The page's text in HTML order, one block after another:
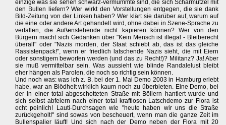
einzige was sie sehen schwarz-vermummte sind, die sich Scharmützel mit
den Bullen liefern? Wer wirkt den Vorstellungen entgegen, die sie dank
Bild-Zeitung von der Linken haben? Wer klärt sie darüber auf, warum auf
die eine oder andere Art gehandelt wird, ohne dabei in Szene-Sprache zu
verfallen, die Außenstehende nicht kapieren können? Wer von den
Bürgern macht sich Gedanken über "Kein Mensch ist illegal - Bleiberecht
überall" oder "Nazis morden, der Staat schiebt ab, das ist das gleiche
Rassistenpack!", wenn er friedlich latschende Nazis sieht, die mit Eiern
oder sonstigem beworfen werden (und das zu Recht!)? Militanz? Ja! Aber
sie muß vermittelbar sein. Was aussieht wie blinde Randalelust bleibt
eher hängen als Parolen, die noch so richtig sein können.
Und noch was: was ich z. B. bei der 1. Mai Demo 2003 in Hamburg erlebt
habe, war an Blödheit wirklich kaum noch zu überbieten. Eine Demo, bei
der in einer total abgeschotteten Straße mit Böllern hantiert wurde und
sich selbst abfeiern nach einer total kraftlosen Latschdemo zur Flora ist
echt peinlich! Lauti-Durchsagen wie "heute haben wir uns die Straße
zurückgeholt!" sind sowas von bescheuert, wenn man die ganze Zeit im
Bullenspalier läuft! Und sich nach der Demo neben der Flora mit 20